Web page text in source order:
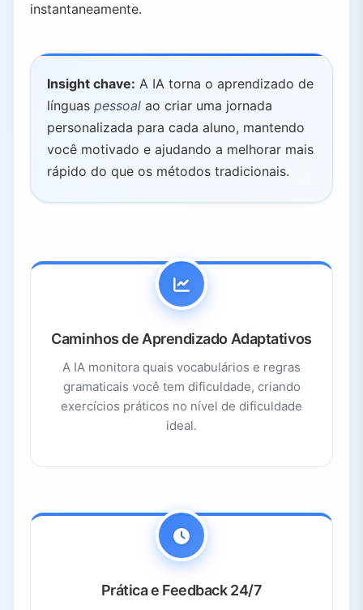
instantaneamente.
Insight chave: A IA torna o aprendizado de
línguas pessoal ao criar uma jornada
personalizada para cada aluno, mantendo
você motivado e ajudando a melhorar mais
rápido do que os métodos tradicionais.
Caminhos de Aprendizado Adaptativos
A IA monitora quais vocabulários e regras
gramaticais você tem dificuldade, criando
exercícios práticos no nível de dificuldade
ideal.
Prática e Feedback 24/7